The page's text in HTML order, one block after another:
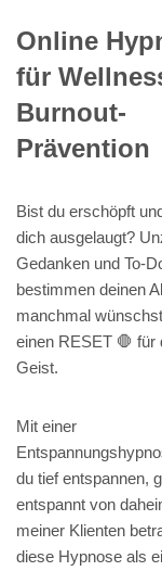
Online
für
Burnout-
Prävention
Bist du erschöpft
dich ausgelaugt?
Gedanken und To-
bestimmen deinen
manchmal
einen RESET 🛑 für
Geist.
Mit einer
du tief entspannen,
entspannt von
meiner Klienten
diese Hypnose als